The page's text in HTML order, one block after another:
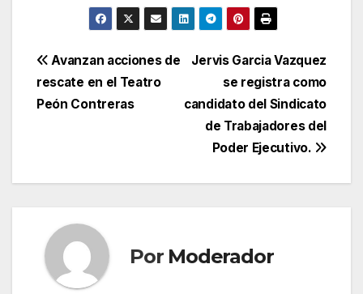
Navegación
de
Jervis Garcia Vazquez
se registra como
candidato del Sindicato
de Trabajadores del
Poder Ejecutivo.
Avanzan acciones de
rescate en el Teatro
Peón Contreras
Por Moderador